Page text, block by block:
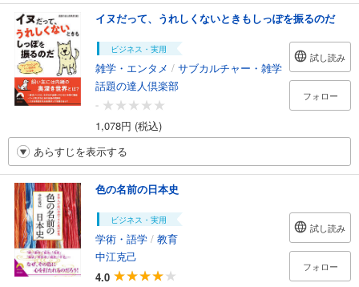
イヌだって、うれしくないときもしっぽを振るのだ
ビジネス・実用
雑学・エンタメ / サブカルチャー・雑学
話題の達人倶楽部
-
1,078円 (税込)
試し読み
フォロー
あらすじを表示する
色の名前の日本史
ビジネス・実用
学術・語学 / 教育
中江克己
4.0
試し読み
フォロー